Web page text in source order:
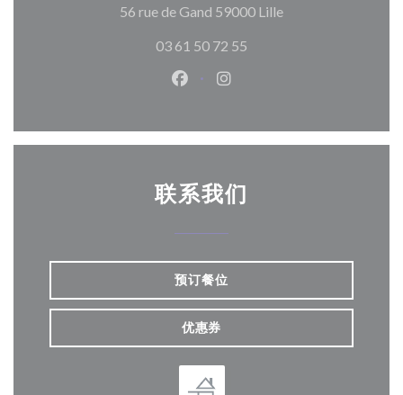
56 rue de Gand 59000 Lille((在新窗口中打开))
03 61 50 72 55
Facebook ((在新窗口中打开))
Instagram ((在新窗口中
联系我们
预订餐位
优惠券